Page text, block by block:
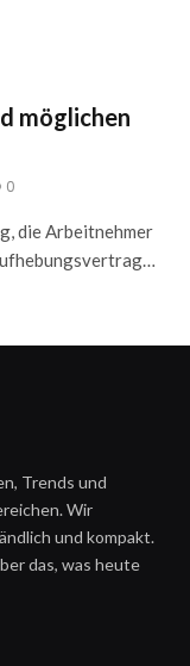
möglichen
0
die Arbeitnehmer
Trends und
Wir
und kompakt.
das, was heute